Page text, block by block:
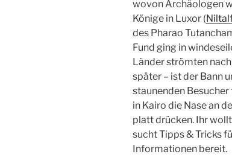
wovon Archäologen
Könige in Luxor (
des Pharao
Fund ging in
Länder strömten nach
später – ist der Bann
staunenden
in Kairo die Nase an
platt drücken. Ihr
sucht Tipps & Tricks
Informationen bereit.